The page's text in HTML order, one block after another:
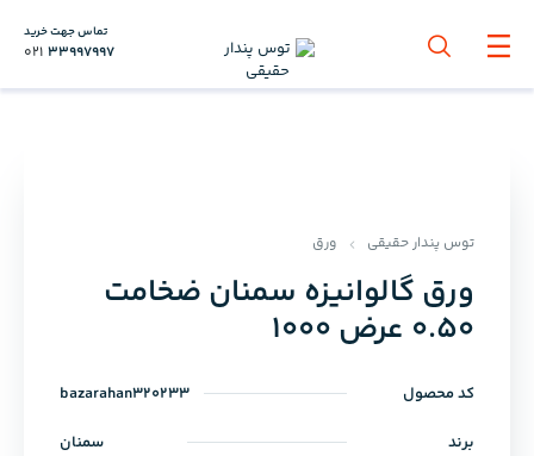
تماس جهت خرید
021 33997997
توس پندار حقیقی ورق
ورق گالوانیزه سمنان ضخامت
0.50 عرض 1000
کد محصول bazarahan320233
برند سمنان